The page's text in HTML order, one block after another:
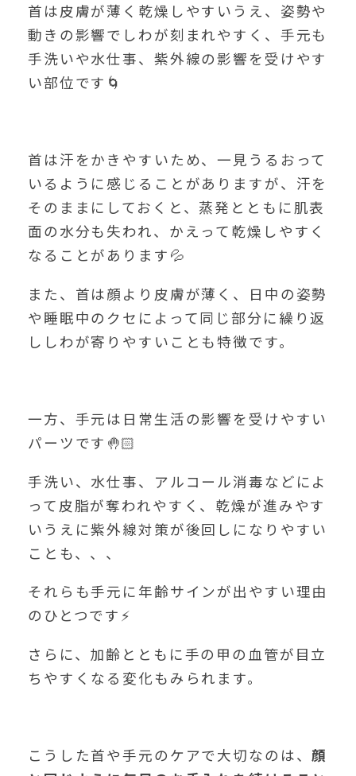
首は皮膚が薄く乾燥しやすいうえ、姿勢や
動きの影響でしわが刻まれやすく、手元も
手洗いや水仕事、紫外線の影響を受けやす
い部位です🌀
首は汗をかきやすいため、一見うるおって
いるように感じることがありますが、汗を
そのままにしておくと、蒸発とともに肌表
面の水分も失われ、かえって乾燥しやすく
なることがあります💦
また、首は顔より皮膚が薄く、日中の姿勢
や睡眠中のクセによって同じ部分に繰り返
ししわが寄りやすいことも特徴です。
一方、手元は日常生活の影響を受けやすい
パーツです🤚🏻
手洗い、水仕事、アルコール消毒などによ
って皮脂が奪われやすく、乾燥が進みやす
いうえに紫外線対策が後回しになりやすい
ことも、、、
それらも手元に年齢サインが出やすい理由
のひとつです⚡
さらに、加齢とともに手の甲の血管が目立
ちやすくなる変化もみられます。
こうした首や手元のケアで大切なのは、顔